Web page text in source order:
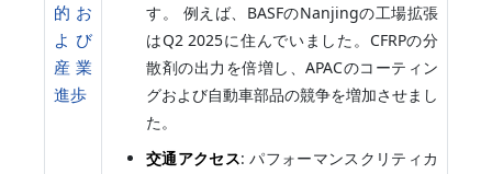
的お
よび
産業
進歩
す。 例えば、BASFのNanjingの工場拡張
はQ2 2025に住んでいました。CFRPの分
散剤の出力を倍増し、APACのコーティン
グおよび自動車部品の競争を増加させまし
た。
交通アクセス: パフォーマンスクリティカ